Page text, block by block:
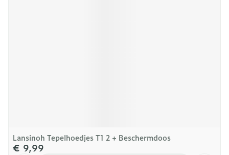
Lansinoh Tepelhoedjes T1 2 + Beschermdoos
€ 9,99